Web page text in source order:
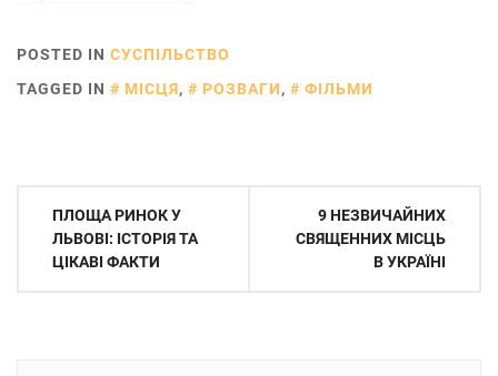
POSTED IN СУСПІЛЬСТВО
TAGGED IN
МІСЦЯ, РОЗВАГИ, ФІЛЬМИ
Навігація
записів
ПЛОЩА РИНОК У
ЛЬВОВІ: ІСТОРІЯ ТА
ЦІКАВІ ФАКТИ
9 НЕЗВИЧАЙНИХ
СВЯЩЕННИХ МІСЦЬ
В УКРАЇНІ